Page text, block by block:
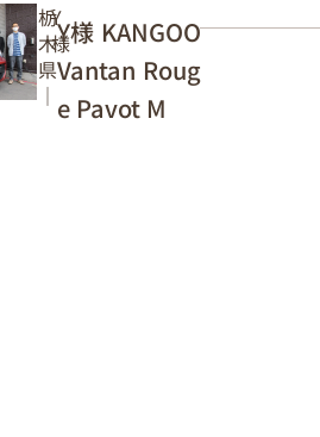
栃
木
県
｜
Y
様
Y様 KANGOO
Vantan Roug
e Pavot M